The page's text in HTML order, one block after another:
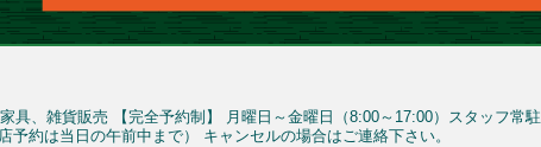
具、雑貨販売 【完全予約制】 月曜日～金曜日（8:00～17:00）スタッフ常駐
予約は当日の午前中まで） キャンセルの場合はご連絡下さい。